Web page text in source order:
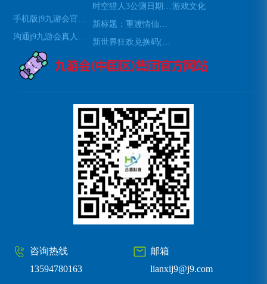
游戏文化
邮箱
lianxij9@j9.com
咨询热线
13594780163